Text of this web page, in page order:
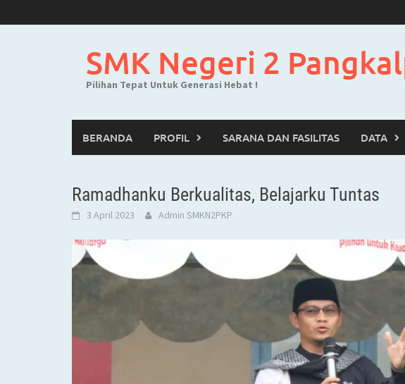
to
SMK Negeri 2
Pilihan Tepat Untuk Generasi Hebat !
BERANDA PROFIL SARANA DAN FASILITAS DATA
Ramadhanku Berkualitas, Belajarku Tuntas
3 April 2023 Admin SMKN2PKP